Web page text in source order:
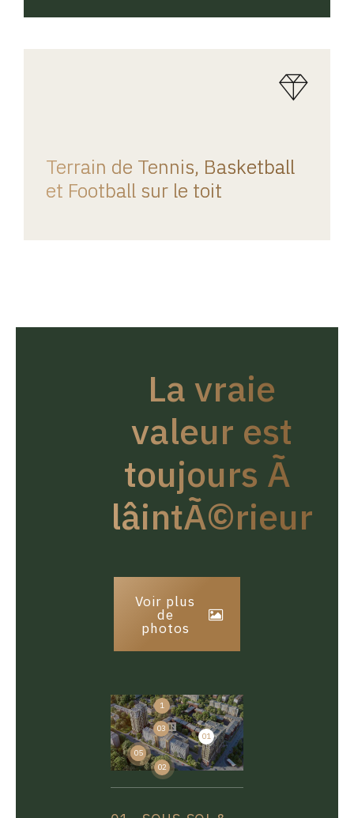
Terrain de Tennis, Basketball
et Football sur le toit
La vraie
valeur est
toujours Ã
lâintÃ©rieur
Voir plus
de
photos
01
1
02
03
04
05